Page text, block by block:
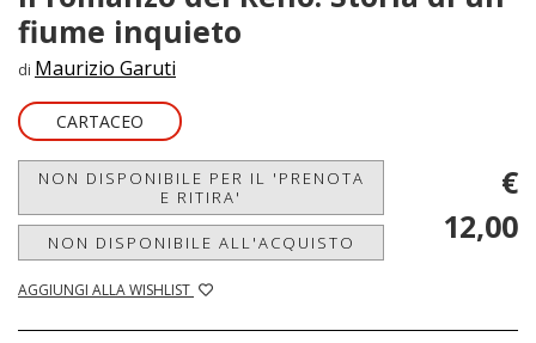
fiume inquieto
di Maurizio Garuti
CARTACEO
NON DISPONIBILE PER IL 'PRENOTA
E RITIRA'
NON DISPONIBILE ALL'ACQUISTO
AGGIUNGI ALLA WISHLIST
€
12,00